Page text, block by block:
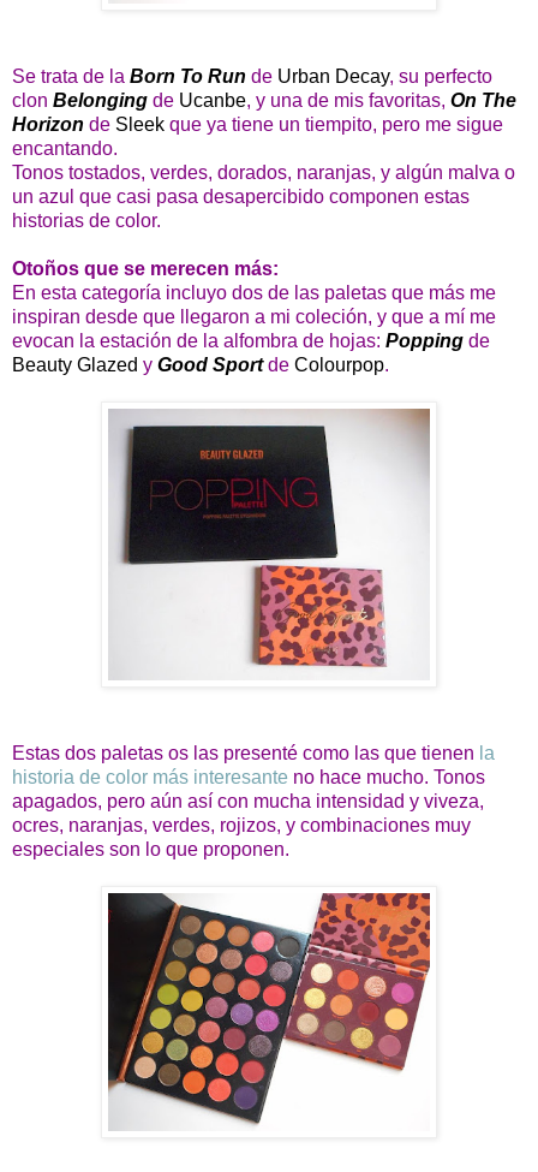
Se trata de la Born To Run de Urban Decay, su perfecto
clon Belonging de Ucanbe, y una de mis favoritas, On The
Horizon de Sleek que ya tiene un tiempito, pero me sigue
encantando.
Tonos tostados, verdes, dorados, naranjas, y algún malva o
un azul que casi pasa desapercibido componen estas
historias de color.
Otoños que se merecen más:
En esta categoría incluyo dos de las paletas que más me
inspiran desde que llegaron a mi coleción, y que a mí me
evocan la estación de la alfombra de hojas: Popping de
Beauty Glazed y Good Sportde Colourpop.
Estas dos paletas os las presenté como las que tienen la
historia de color más interesante no hace mucho. Tonos
apagados, pero aún así con mucha intensidad y viveza,
ocres, naranjas, verdes, rojizos, y combinaciones muy
especiales son lo que proponen.